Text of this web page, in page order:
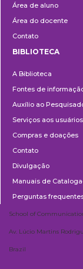
Área de aluno
Área do docente
Contato
BIBLIOTECA
A Biblioteca
Fontes de
Auxílio ao
Serviços aos usuários
Compras e doações
Contato
Divulgação
Manuais de
Perguntas
School of
Av. Lúcio Martins
Brazil